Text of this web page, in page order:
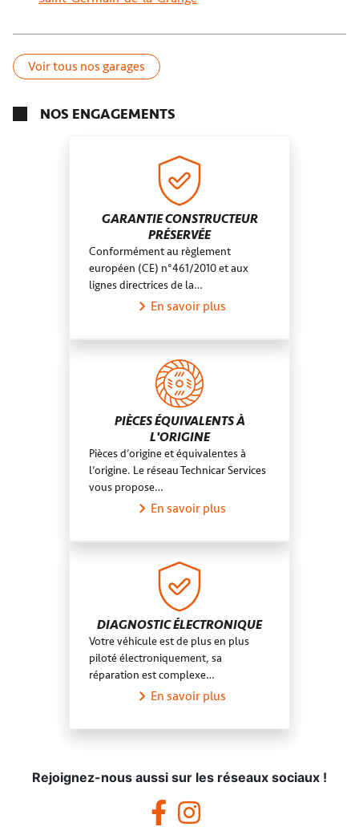
Voir tous nos garages
NOS ENGAGEMENTS
GARANTIE CONSTRUCTEUR
PRÉSERVÉE
Conformément au règlement
européen (CE) n°461/2010 et aux
lignes directrices de la…
En savoir plus
PIÈCES ÉQUIVALENTS À
L'ORIGINE
Pièces d’origine et équivalentes à
l’origine. Le réseau Technicar Services
vous propose…
En savoir plus
DIAGNOSTIC ÉLECTRONIQUE
Votre véhicule est de plus en plus
piloté électroniquement, sa
réparation est complexe…
En savoir plus
Rejoignez-nous aussi sur les réseaux sociaux !